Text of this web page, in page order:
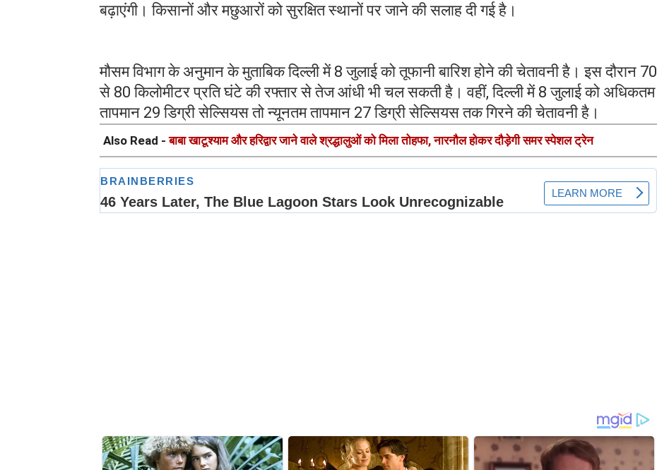
बढ़ाएंगी। किसानों और मछुआरों को सुरक्षित स्थानों पर जाने की सलाह दी गई है।
मौसम विभाग के अनुमान के मुताबिक दिल्ली में 8 जुलाई को तूफानी बारिश होने की चेतावनी है। इस दौरान 70
से 80 किलोमीटर प्रति घंटे की रफ्तार से तेज आंधी भी चल सकती है। वहीं, दिल्ली में 8 जुलाई को अधिकतम
तापमान 29 डिग्री सेल्सियस तो न्यूनतम तापमान 27 डिग्री सेल्सियस तक गिरने की चेतावनी है।
Also Read -बाबा खाटूश्याम और हरिद्वार जाने वाले श्रद्धालुओं को मिला तोहफा, नारनौल होकर दौड़ेगी समर स्पेशल ट्रेन